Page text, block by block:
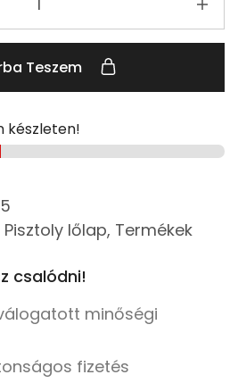
Teszem
készleten!
Pisztoly lőlap, Termékek
csalódni!
minőségi
fizetés